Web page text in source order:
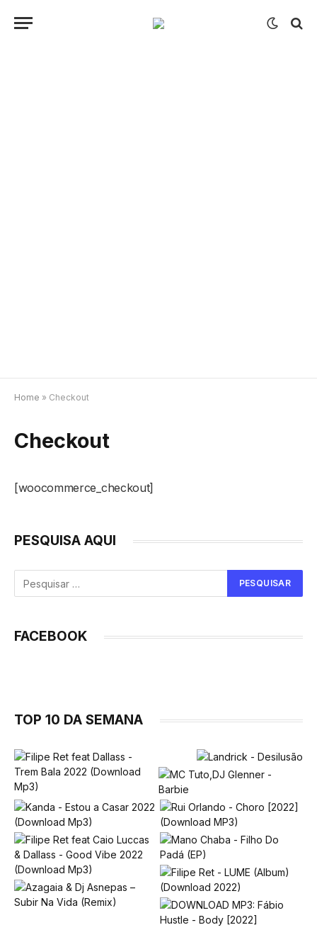
Home » Checkout
Checkout
[woocommerce_checkout]
PESQUISA AQUI
FACEBOOK
TOP 10 DA SEMANA